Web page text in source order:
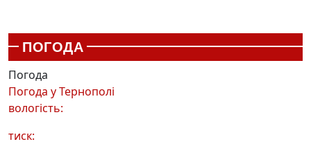
ПОГОДА
Погода
Погода уТернополі
вологість:
тиск: